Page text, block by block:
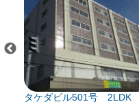
タケダビル501号 2LDK